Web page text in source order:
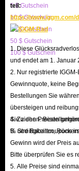
5 $ Gutschein
10 $ Gutschein
20 $ Gutschein
50 $ Gutschein
100 $ Gutschein
teil:
https://www.iggm.com/
1. Diese
und endet am 1. Januar
2. Nur registrierte
Gewinnquote, keine
Bestellungen Sie
übersteigen und
Sie ziehen.
B. Streitigkeiten,
4. Zu den Preisen
% und Rabattcoupons
Gewinn wird der Preis
Bitte überprüfen Sie es
5. Alle Preise sind